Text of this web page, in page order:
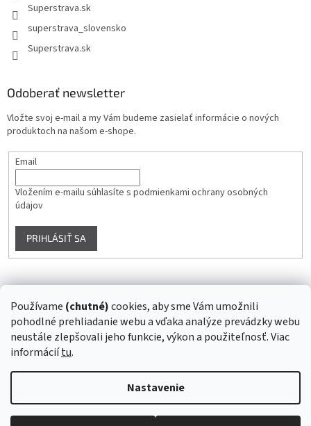
Používame (chutné)cookies, aby sme Vám umožnili
pohodlné prehliadanie webu a vďaka analýze prevádzky webu
neustále zlepšovali jeho funkcie, výkon a použiteľnosť. Viac
informáciítu.
Nastavenie
Superstrava.sk
superstrava_slovensko
Superstrava.sk
Odoberať newsletter
Vložte svoj e-mail a my Vám budeme zasielať informácie o nových
produktoch na našom e-shope.
Email
Vložením e-mailu súhlasíte s podmienkami ochrany osobných
údajov
PRIHLÁSIŤ SA
Sledovať na Instagrame
Copyright 2026Superstrava.sk - staráme sa o Vaše zdravie....